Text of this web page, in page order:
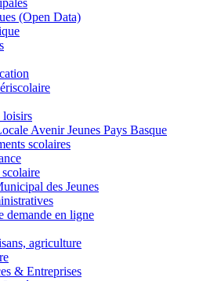
(Open Data)
loisirs
Avenir Jeunes Pays Basque
scolaires
des Jeunes
demande en ligne
agriculture
& Entreprises